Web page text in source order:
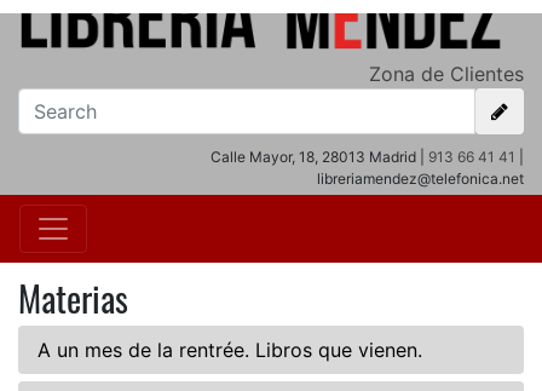
Zona de Clientes
Calle Mayor, 18, 28013 Madrid | 913 66 41 41
libreriamendez@telefonica.net
Materias
A un mes de la rentrée. Libros que vienen.